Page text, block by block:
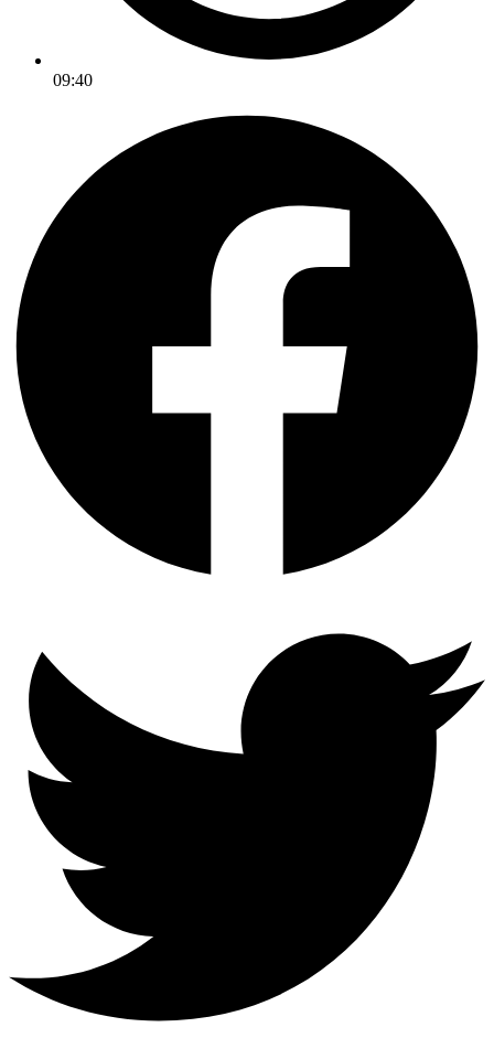
09:40